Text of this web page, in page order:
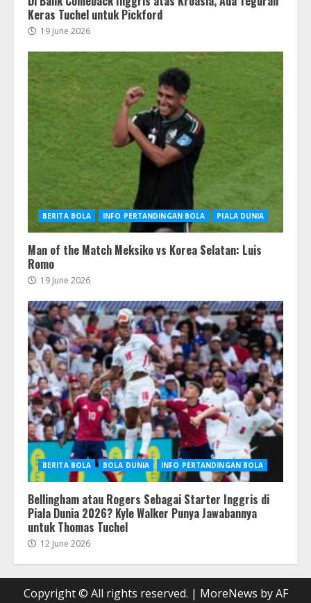
Keras Tuchel untuk Pickford
19 June 2026
BERITA BOLA INFO PERTANDINGAN BOLA PIALA DUNIA
Man of the Match Meksiko vs Korea Selatan: Luis
Romo
19 June 2026
BERITA BOLA BOLA DUNIA INFO PERTANDINGAN BOLA
Bellingham atau Rogers Sebagai Starter Inggris di
Piala Dunia 2026? Kyle Walker Punya Jawabannya
untuk Thomas Tuchel
12 June 2026
Copyright © All rights reserved. | MoreNews by AF